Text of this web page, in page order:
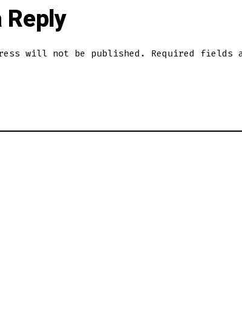
Reply
will not be published.
Required fields